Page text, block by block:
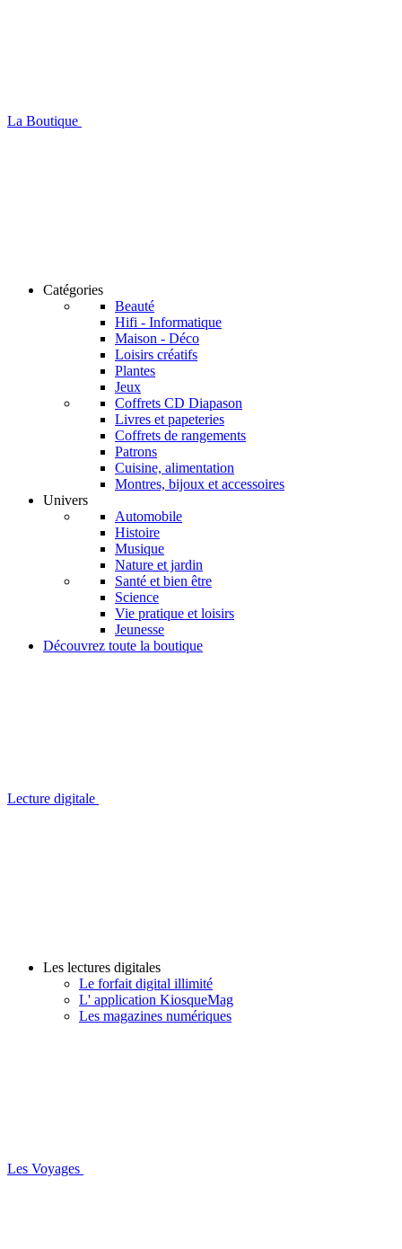
La Boutique
Catégories
Beauté
Hifi - Informatique
Maison - Déco
Loisirs créatifs
Plantes
Jeux
Coffrets CD Diapason
Livres et papeteries
Coffrets de rangements
Patrons
Cuisine, alimentation
Montres, bijoux et accessoires
Univers
Automobile
Histoire
Musique
Nature et jardin
Santé et bien être
Science
Vie pratique et loisirs
Jeunesse
Découvrez toute la boutique
Lecture digitale
Les lectures digitales
Le forfait digital illimité
L' application KiosqueMag
Les magazines numériques
Les Voyages